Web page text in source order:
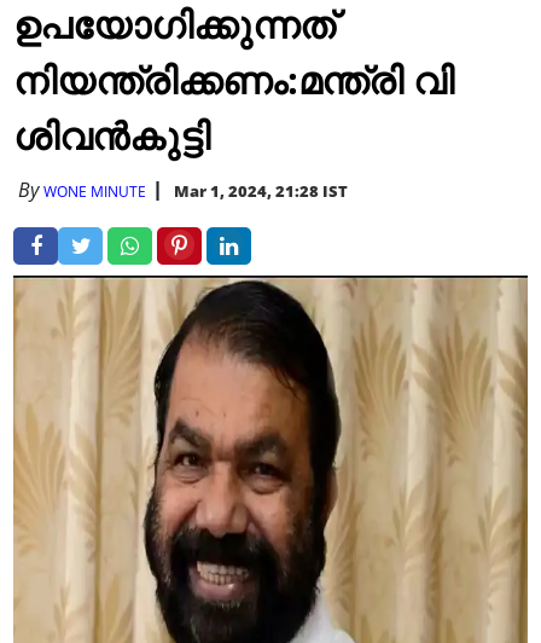
ഉപയോഗിക്കുന്നത്
നിയന്ത്രിക്കണം:മന്ത്രി വി
ശിവൻകുട്ടി
ByWONE MINUTE Mar 1, 2024, 21:28 IST